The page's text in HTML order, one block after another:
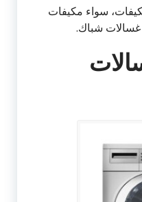
سواء مكيفات
شباك.